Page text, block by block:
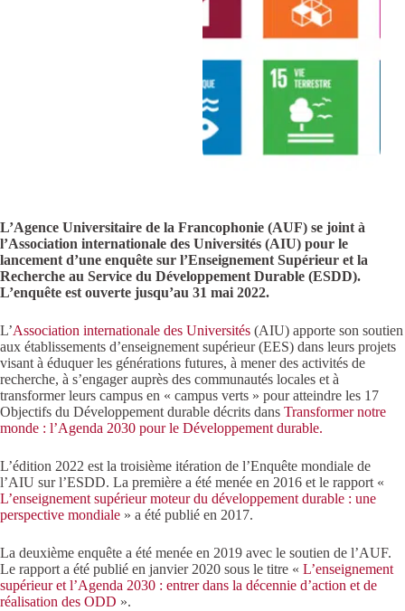
L’Agence Universitaire de la Francophonie (AUF) se joint à
l’Association internationale des Universités (AIU) pour le
lancement d’une enquête sur l’Enseignement Supérieur et la
Recherche au Service du Développement Durable (ESDD).
L’enquête est ouverte jusqu’au 31 mai 2022.
L’Association internationale des Universités (AIU) apporte son soutien
aux établissements d’enseignement supérieur (EES) dans leurs projets
visant à éduquer les générations futures, à mener des activités de
recherche, à s’engager auprès des communautés locales et à
transformer leurs campus en « campus verts » pour atteindre les 17
Objectifs du Développement durable décrits dans Transformer notre
monde : l’Agenda 2030 pour le Développement durable.
L’édition 2022 est la troisième itération de l’Enquête mondiale de
l’AIU sur l’ESDD. La première a été menée en 2016 et le rapport «
L’enseignement supérieur moteur du développement durable : une
perspective mondiale » a été publié en 2017.
La deuxième enquête a été menée en 2019 avec le soutien de l’AUF.
Le rapport a été publié en janvier 2020 sous le titre « L’enseignement
supérieur et l’Agenda 2030 : entrer dans la décennie d’action et de
réalisation des ODD ».